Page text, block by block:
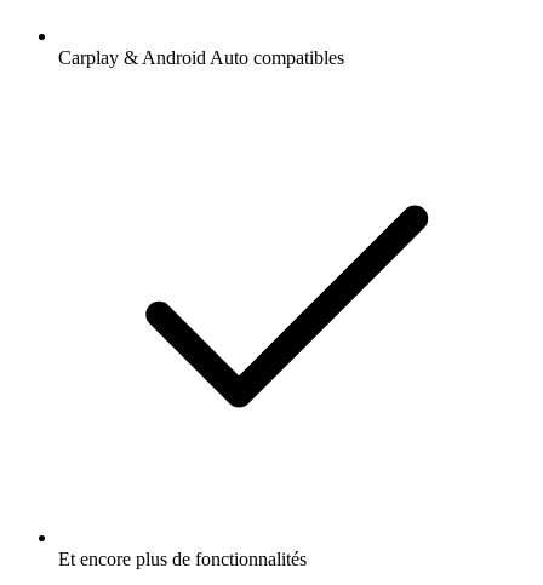
Carplay & Android Auto compatibles
Et encore plus de fonctionnalités